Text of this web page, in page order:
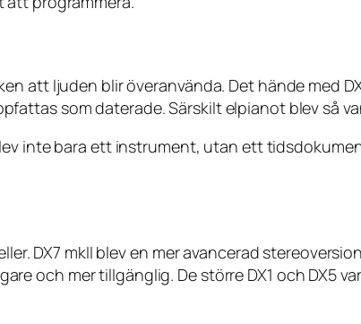
att ljuden blir överanvända. Det hände med
som daterade. Särskilt elpianot blev så
inte bara ett instrument, utan ett
DX7 mkII blev en mer avancerad
och mer tillgänglig. De större DX1 och DX5